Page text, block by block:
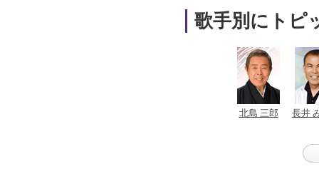
歌手別にトピ
北島 三郎 長井